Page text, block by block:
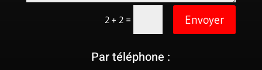
2 + 2 = Envoyer
Par téléphone :